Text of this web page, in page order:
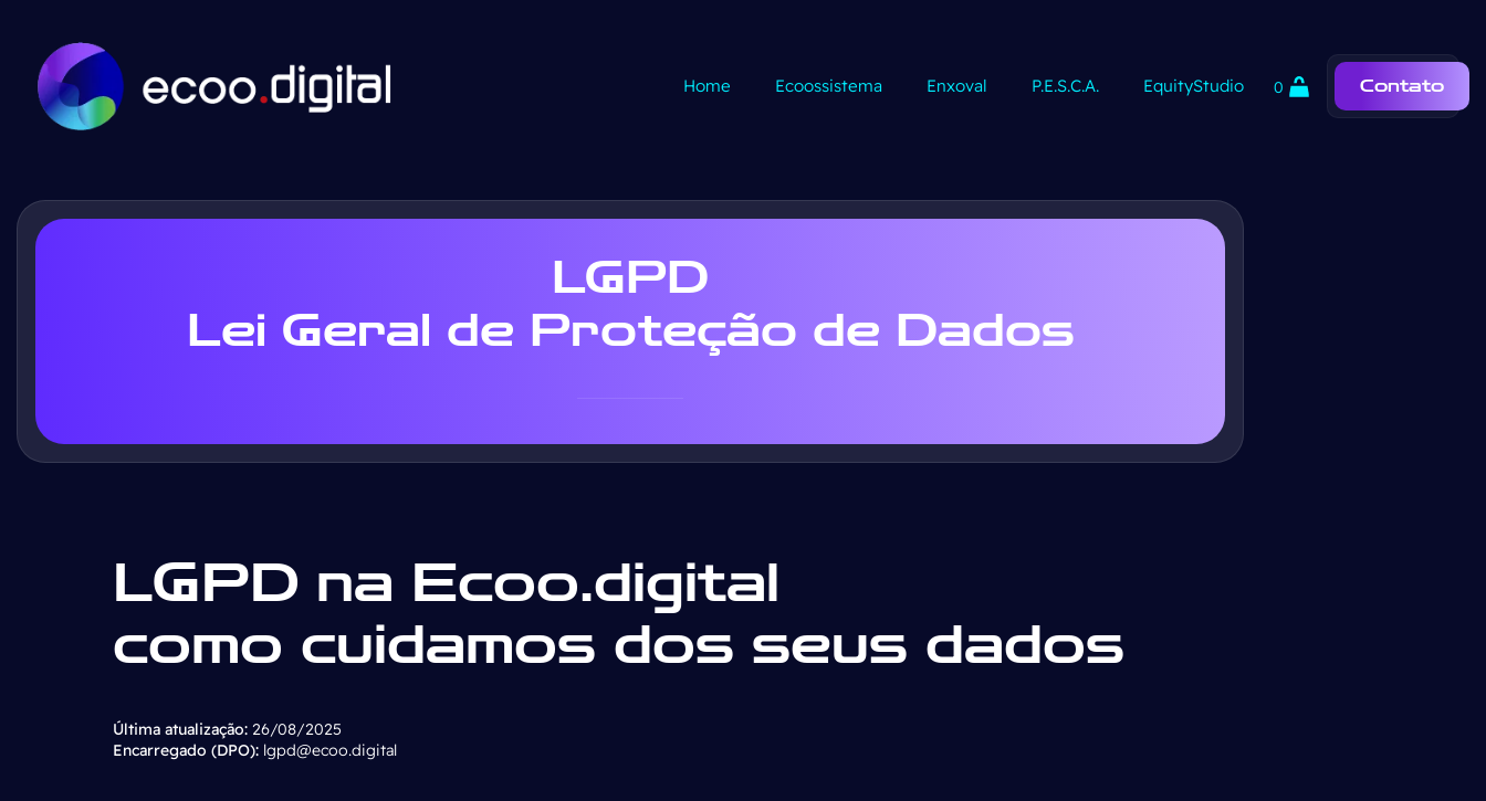
Home Ecoossistema Enxoval P.E.S.C.A. EquityStudio 0 Contato
LGPD
Lei Geral de Proteção de Dados
LGPD na Ecoo.digital
como cuidamos dos seus dados
Última atualização: 26/08/2025
Encarregado (DPO): lgpd@ecoo.digital